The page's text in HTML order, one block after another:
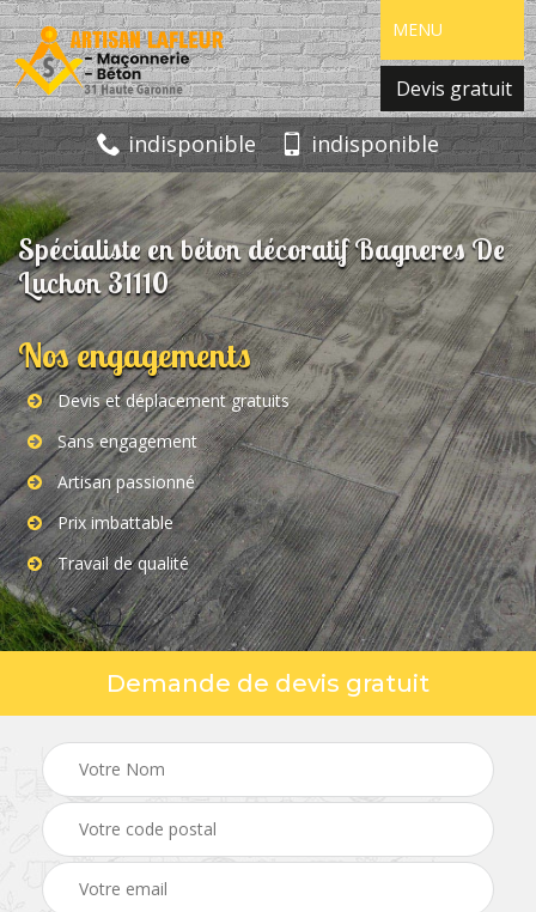
MENU
Devis gratuit
indisponible indisponible
Spécialiste en béton décoratif Bagneres De
Luchon 31110
Nos engagements
Devis et déplacement gratuits
Sans engagement
Artisan passionné
Prix imbattable
Travail de qualité
Demande de devis gratuit